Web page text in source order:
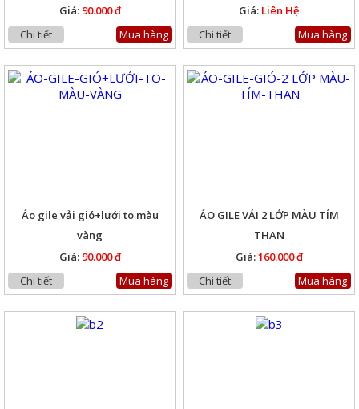
Giá: 90.000 đ
Chi tiết
Mua hàng
Giá: Liên Hệ
Chi tiết
Mua hàng
Áo gile vải gió+lưới to màu
vàng
Giá: 90.000 đ
Chi tiết
Mua hàng
ÁO GILE VẢI 2 LỚP MÀU TÍM
THAN
Giá:160.000 đ
Chi tiết
Mua hàng